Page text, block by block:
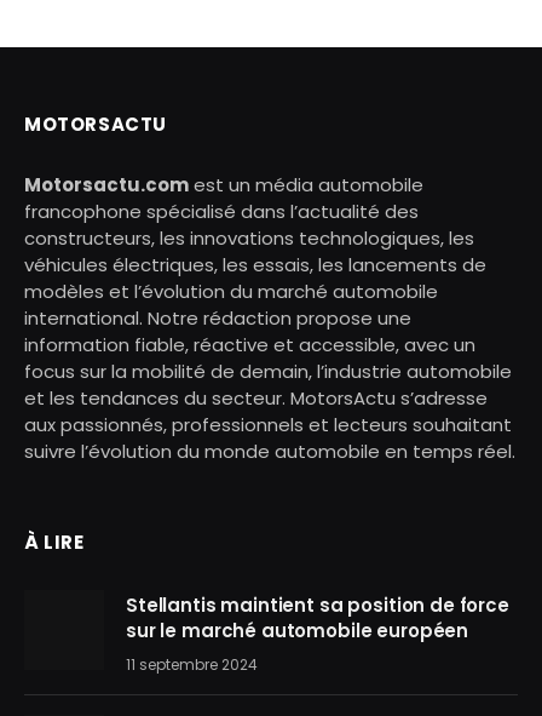
MOTORSACTU
Motorsactu.comest un média automobile
francophone spécialisé dans l’actualité des
constructeurs, les innovations technologiques, les
véhicules électriques, les essais, les lancements de
modèles et l’évolution du marché automobile
international. Notre rédaction propose une
information fiable, réactive et accessible, avec un
focus sur la mobilité de demain, l’industrie automobile
et les tendances du secteur. MotorsActu s’adresse
aux passionnés, professionnels et lecteurs souhaitant
suivre l’évolution du monde automobile en temps réel.
À LIRE
Stellantis maintient sa position de force
sur le marché automobile européen
11 septembre 2024